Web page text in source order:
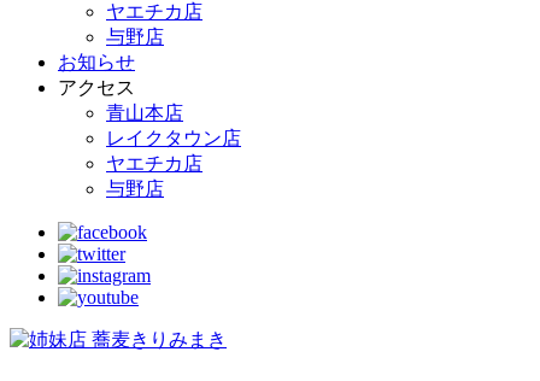
ヤエチカ店
与野店
お知らせ
アクセス
青山本店
レイクタウン店
ヤエチカ店
与野店